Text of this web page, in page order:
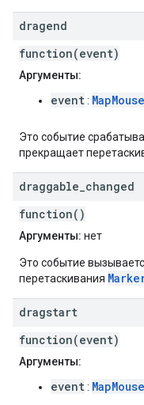
dragend
function(event)
Аргументы:
event:
Это событие
прекращает
draggable changed
function()
Аргументы: нет
Это событие
перетаскивания
dragstart
function(event)
Аргументы:
event: